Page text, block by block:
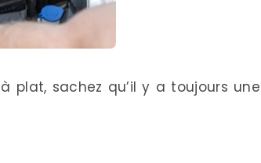
plat, sachez qu’il y a toujours une